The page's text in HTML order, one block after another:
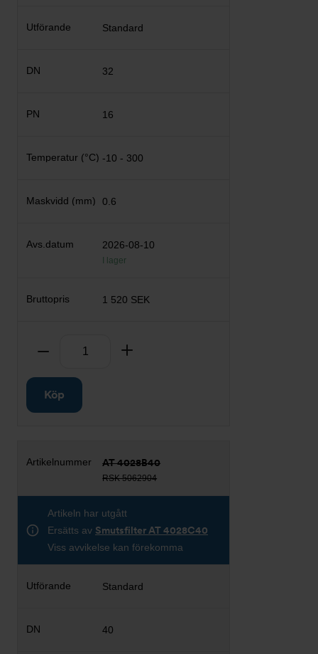
Standard
32
16
-10 - 300
0.6
2026-08-10
I lager
1 520 SEK
Ta bort
Köp
AT 4028B40
RSK 5062904
Artikeln har utgått
Ersätts av Smutsfilter AT 4028C40
Viss avvikelse kan förekomma
Standard
40